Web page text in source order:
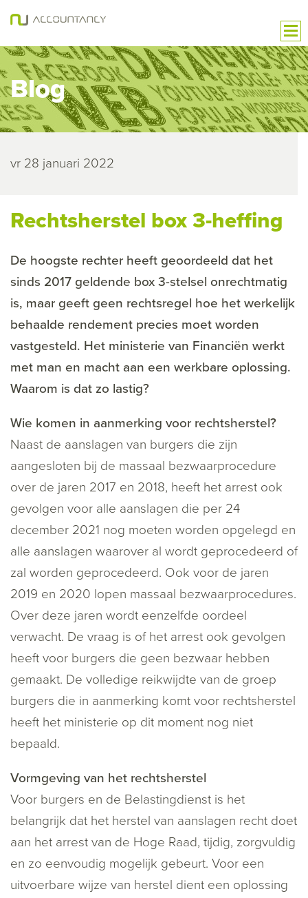
Blog
vr 28 januari 2022
Rechtsherstel box 3-heffing
De hoogste rechter heeft geoordeeld dat het
sinds 2017 geldende box 3-stelsel onrechtmatig
is, maar geeft geen rechtsregel hoe het werkelijk
behaalde rendement precies moet worden
vastgesteld. Het ministerie van Financiën werkt
met man en macht aan een werkbare oplossing.
Waarom is dat zo lastig?
Wie komen in aanmerking voor rechtsherstel?
Naast de aanslagen van burgers die zijn
aangesloten bij de massaal bezwaarprocedure
over de jaren 2017 en 2018, heeft het arrest ook
gevolgen voor alle aanslagen die per 24
december 2021 nog moeten worden opgelegd en
alle aanslagen waarover al wordt geprocedeerd of
zal worden geprocedeerd. Ook voor de jaren
2019 en 2020 lopen massaal bezwaarprocedures.
Over deze jaren wordt eenzelfde oordeel
verwacht. De vraag is of het arrest ook gevolgen
heeft voor burgers die geen bezwaar hebben
gemaakt. De volledige reikwijdte van de groep
burgers die in aanmerking komt voor rechtsherstel
heeft het ministerie op dit moment nog niet
bepaald.
Vormgeving van het rechtsherstel
Voor burgers en de Belastingdienst is het
belangrijk dat het herstel van aanslagen recht doet
aan het arrest van de Hoge Raad, tijdig, zorgvuldig
en zo eenvoudig mogelijk gebeurt. Voor een
uitvoerbare wijze van herstel dient een oplossing